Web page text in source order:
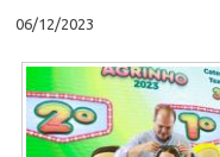
06/12/2023